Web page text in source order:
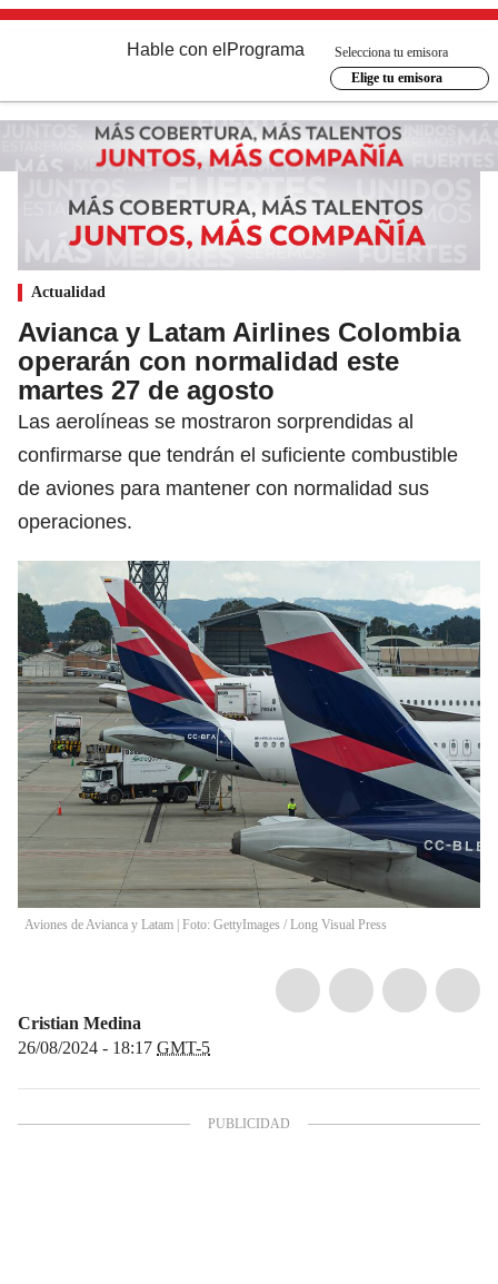
Hable con el Programa
Selecciona tu emisora
Elige tu emisora
Actualidad
Avianca y Latam Airlines Colombia
operarán con normalidad este
martes 27 de agosto
Las aerolíneas se mostraron sorprendidas al
confirmarse que tendrán el suficiente combustible
de aviones para mantener con normalidad sus
operaciones.
Aviones de Avianca y Latam | Foto: GettyImages / Long Visual Press
Cristian Medina
26/08/2024 - 18:17 GMT-5